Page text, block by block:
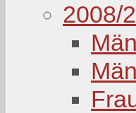
2008/